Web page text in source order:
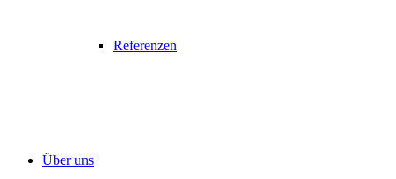
Referenzen
Über uns